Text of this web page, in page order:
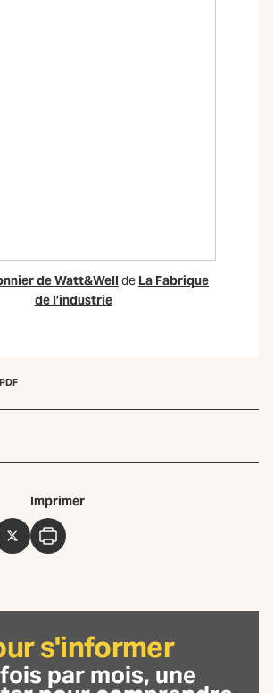
de Watt&Well de La Fabrique
de l’industrie
Twitter
Imprimer
Imprimer
s'informer
par mois, une